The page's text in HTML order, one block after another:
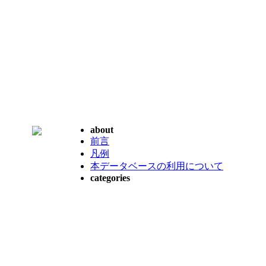
about
前言
凡例
本データベースの利用について
categories